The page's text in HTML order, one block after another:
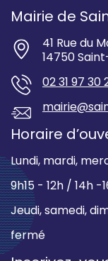
Mairie de
41 Rue du
14750
02 31 97 30
Horaire
Lundi, mardi,
9h15 - 12h / 14h -
Jeudi, samedi,
fermé